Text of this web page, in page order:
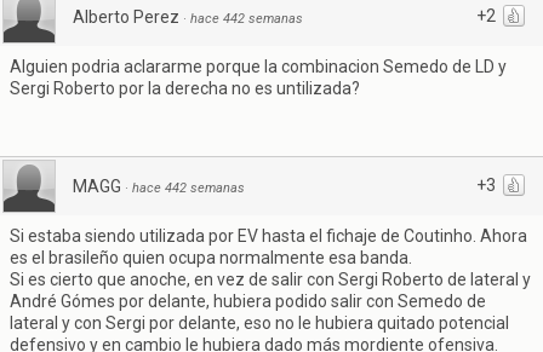
+2
Alberto Perez · hace 442 semanas
Alguien podria aclararme porque la combinacion Semedo de LD y
Sergi Roberto por la derecha no es untilizada?
+3
MAGG · hace 442 semanas
Si estaba siendo utilizada por EV hasta el fichaje de Coutinho. Ahora
es el brasileño quien ocupa normalmente esa banda.
Si es cierto que anoche, en vez de salir con Sergi Roberto de lateral y
André Gómes por delante, hubiera podido salir con Semedo de
lateral y con Sergi por delante, eso no le hubiera quitado potencial
defensivo y en cambio le hubiera dado más mordiente ofensiva.